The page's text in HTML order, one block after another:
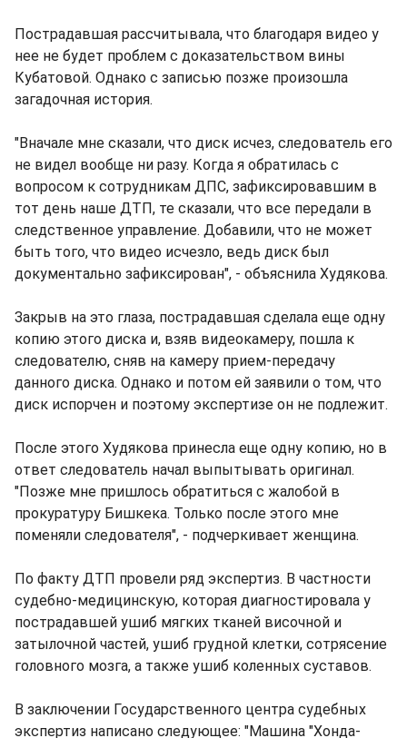
Пострадавшая рассчитывала, что благодаря видео у
нее не будет проблем с доказательством вины
Кубатовой. Однако с записью позже произошла
загадочная история.
"Вначале мне сказали, что диск исчез, следователь его
не видел вообще ни разу. Когда я обратилась с
вопросом к сотрудникам ДПС, зафиксировавшим в
тот день наше ДТП, те сказали, что все передали в
следственное управление. Добавили, что не может
быть того, что видео исчезло, ведь диск был
документально зафиксирован", - объяснила Худякова.
Закрыв на это глаза, пострадавшая сделала еще одну
копию этого диска и, взяв видеокамеру, пошла к
следователю, сняв на камеру прием-передачу
данного диска. Однако и потом ей заявили о том, что
диск испорчен и поэтому экспертизе он не подлежит.
После этого Худякова принесла еще одну копию, но в
ответ следователь начал выпытывать оригинал.
"Позже мне пришлось обратиться с жалобой в
прокуратуру Бишкека. Только после этого мне
поменяли следователя", - подчеркивает женщина.
По факту ДТП провели ряд экспертиз. В частности
судебно-медицинскую, которая диагностировала у
пострадавшей ушиб мягких тканей височной и
затылочной частей, ушиб грудной клетки, сотрясение
головного мозга, а также ушиб коленных суставов.
В заключении Государственного центра судебных
экспертиз написано следующее: "Машина "Хонда-